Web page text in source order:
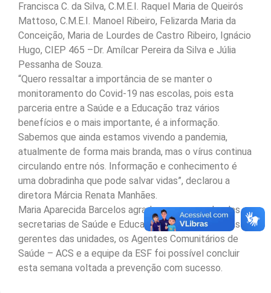
Francisca C. da Silva, C.M.E.I. Raquel Maria de Queirós
Mattoso, C.M.E.I. Manoel Ribeiro, Felizarda Maria da
Conceição, Maria de Lourdes de Castro Ribeiro, Ignácio
Hugo, CIEP 465 –Dr. Amílcar Pereira da Silva e Júlia
Pessanha de Souza.
“Quero ressaltar a importância de se manter o
monitoramento do Covid-19 nas escolas, pois esta
parceria entre a Saúde e a Educação traz vários
benefícios e o mais importante, é a informação.
Sabemos que ainda estamos vivendo a pandemia,
atualmente de forma mais branda, mas o vírus continua
circulando entre nós. Informação e conhecimento é
uma dobradinha que pode salvar vidas”, declarou a
diretora Márcia Renata Manhães.
Maria Aparecida Barcelos agradeceu o empenho das
secretarias de Saúde e Educação e com o apoio das
gerentes das unidades, os Agentes Comunitários de
Saúde – ACS e a equipe da ESF foi possível concluir
esta semana voltada a prevenção com sucesso.